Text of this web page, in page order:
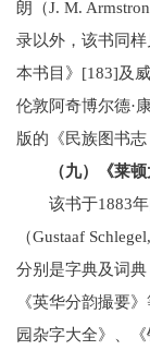
朗（J. M.
录以外，该书同
本书目》[183]及
伦敦阿奇博尔德·
版的《民族图书
（九）《莱
该书于1883
（Gustaaf
分别是字典及词
《英华分韵撮要
园杂字大全》、